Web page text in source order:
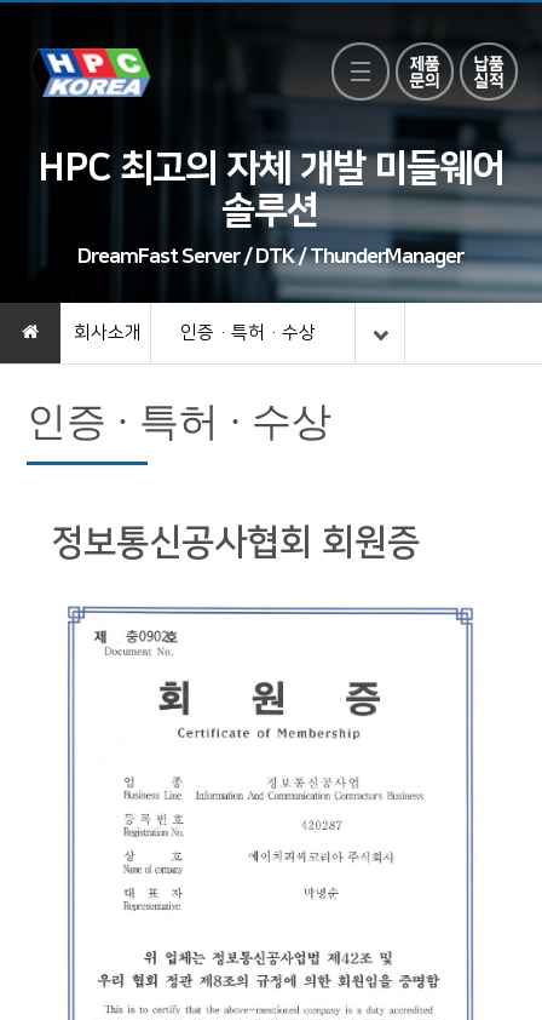
HPC 최고의 자체 개발 미들웨어
솔루션
DreamFast Server / DTK / ThunderManager
회사소개 인증 · 특허 · 수상
인증 · 특허 · 수상
정보통신공사협회 회원증